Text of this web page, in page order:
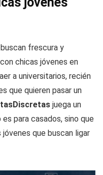
frescura y
chicas jóvenes en
a universitarios, recién
que quieren pasar un
juega un
para casados, sino que
que buscan ligar